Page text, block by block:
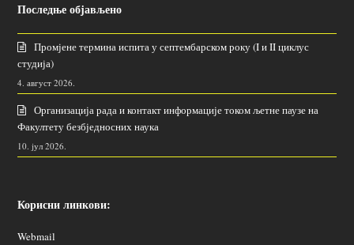
Последње објављено
Промјене термина испита у септембарском року (I и II циклус
студија)
4. август 2026.
Организација рада и контакт информације током љетне паузе на
Факултету безбједносних наука
10. јул 2026.
Корисни линкови:
Webmail